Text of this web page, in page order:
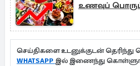
உணவுப்
செய்திகளை உடனுக்குடன் தெரிந்து
WHATSAPP இல் இணைந்து